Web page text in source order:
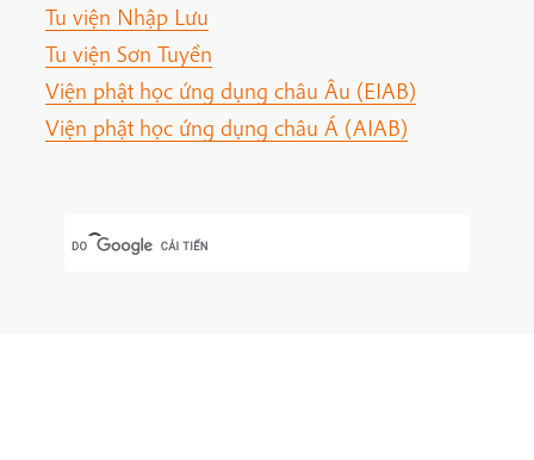
Tu viện Nhập Lưu
Tu viện Sơn Tuyền
Viện phật học ứng dụng châu Âu (EIAB)
Viện phật học ứng dụng châu Á (AIAB)